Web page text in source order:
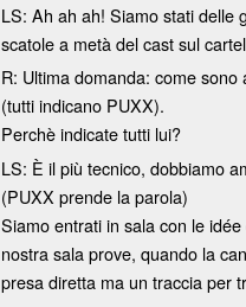
LS: Ah ah ah! Siamo stati delle
scatole a metà del cast sul
R: Ultima domanda: come
(tutti indicano PUXX).
Perchè indicate tutti lui?
LS: È il più tecnico, dobbiamo
(PUXX prende la parola)
Siamo entrati in sala con le
nostra sala prove, quando la
presa diretta ma un traccia per